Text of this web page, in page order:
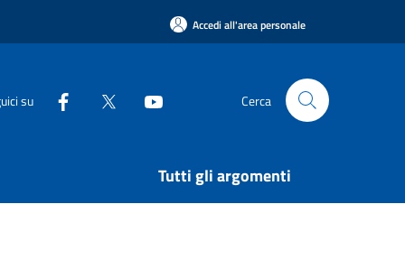
Accedi all'area personale
su Cerca
Tutti gli argomenti